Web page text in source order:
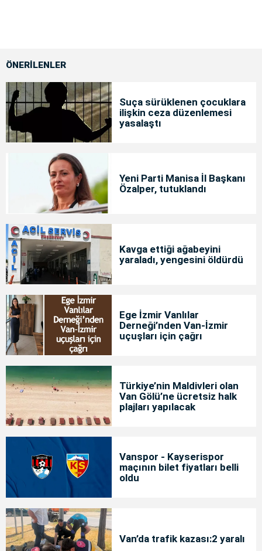
ÖNERİLENLER
Suça sürüklenen çocuklara
ilişkin ceza düzenlemesi
yasalaştı
Yeni Parti Manisa İl Başkanı
Özalper, tutuklandı
Kavga ettiği ağabeyini
yaraladı, yengesini öldürdü
Ege İzmir Vanlılar
Derneği’nden Van-İzmir
uçuşları için çağrı
Türkiye’nin Maldivleri olan
Van Gölü’ne ücretsiz halk
plajları yapılacak
Vanspor - Kayserispor
maçının bilet fiyatları belli
oldu
Van’da trafik kazası:2 yaralı